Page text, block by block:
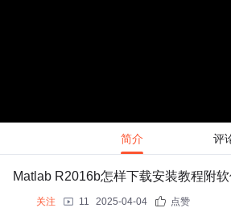
简介 评
Matlab R2016b怎样下载安装教程附
关注 11 2025-04-04 点赞